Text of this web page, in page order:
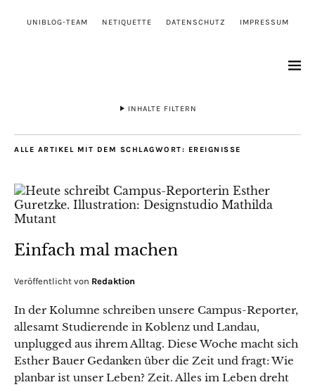
UNIBLOG-TEAM NETIQUETTE DATENSCHUTZ IMPRESSUM
INHALTE FILTERN
ALLE ARTIKEL MIT DEM SCHLAGWORT: EREIGNISSE
Einfach mal machen
Veröffentlicht von Redaktion
In der Kolumne schreiben unsere Campus-Reporter,
allesamt Studierende in Koblenz und Landau,
unplugged aus ihrem Alltag. Diese Woche macht sich
Esther Bauer Gedanken über die Zeit und fragt: Wie
planbar ist unser Leben? Zeit. Alles im Leben dreht